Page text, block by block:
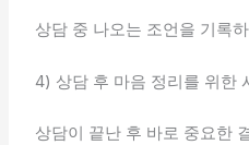
상담 중 나오는 조언을 기록
4) 상담 후 마음 정리를 위한
상담이 끝난 후 바로 중요한